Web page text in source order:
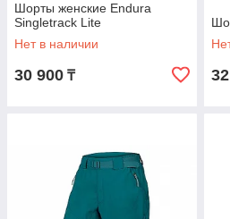
Шорты женские Endura
Singletrack Lite
Нет в наличии
30 900 ₸